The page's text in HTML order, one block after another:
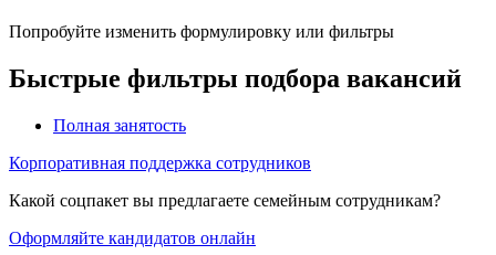
Попробуйте изменить формулировку или фильтры
Быстрые фильтры подбора вакансий
Полная занятость
Корпоративная поддержка сотрудников
Какой соцпакет вы предлагаете семейным сотрудникам?
Оформляйте кандидатов онлайн